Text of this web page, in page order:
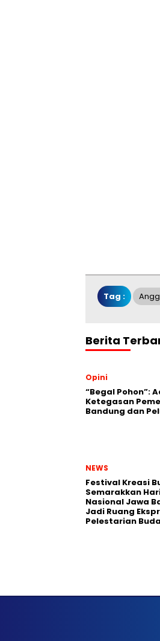
Tag :
Berita
Opini
“Begal Pohon”:
Ketegasan
Bandung dan
NEWS
Festival Kreasi
Semarakkan
Nasional Jawa
Jadi Ruang
Pelestarian